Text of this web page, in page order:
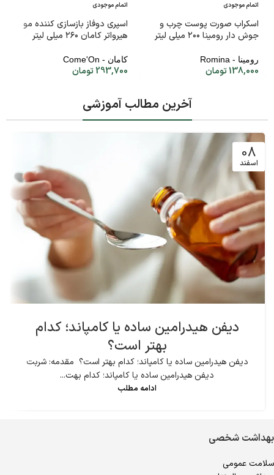
اتمام موجودی
اسکراب صورت پوست چرب و
جوش دار رومینا ۲۰۰ میلی لیتر
رومینا - Romina
138,000تومان
اتمام موجودی
اسپری دوفاز بازسازی کننده مو
هیرواتر کامان ۲۶۰ میلی لیتر
کامان - Come'On
293,700تومان
آخرین مطالب آموزشی
08
اسفند
دیفن هیدرامین ساده یا کامپاند؛ کدام
بهتر است؟
دیفن هیدرامین ساده یا کامپاند؛ کدام بهتر است؟ مقدمه: شربت
دیفن هیدرامین ساده یا کامپاند؛ کدام بهت...
ادامه مطلب
بهداشت شخصی
سلامت عمومی